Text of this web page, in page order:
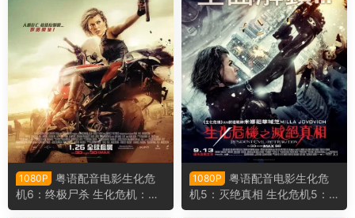
1080P
粤语配音电影生化危
机6：终极尸杀 生化危机：终
章 恶灵古堡6：最终章 Reside
1080P
粤语配音电影生化危
机5：灭绝真相 生化危机5：
惩罚 恶灵古堡5：天谴日 Resi